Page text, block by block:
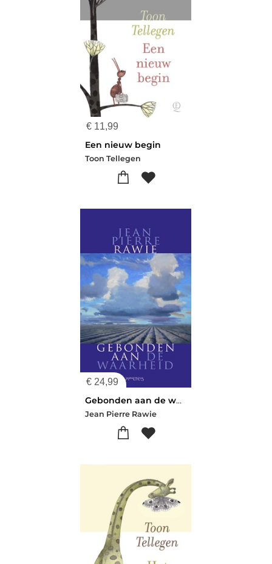
€ 11,99
Een nieuw begin
Toon Tellegen
€ 24,99
Gebonden aan de waarheid
Jean Pierre Rawie